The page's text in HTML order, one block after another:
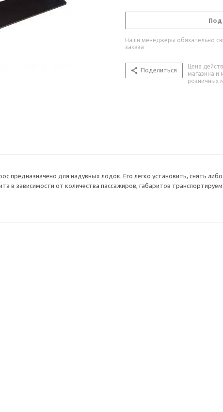
Под
Наши менеджеры обязательно
заказа
Поделиться
Цена
магазина и
розничных
предназначено для надувных лодок. Его легко установить, снять
в зависимости от количества пассажиров, габаритов